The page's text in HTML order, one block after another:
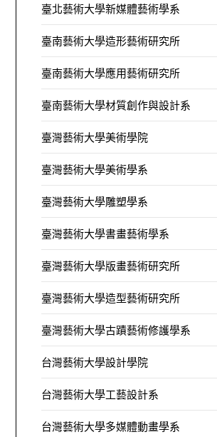
臺北藝術大學新媒體藝術學系
臺南藝術大學造形藝術研究所
臺南藝術大學應用藝術研究所
臺南藝術大學材質創作與設計系
臺灣藝術大學美術學院
臺灣藝術大學美術學系
臺灣藝術大學雕塑學系
臺灣藝術大學書畫藝術學系
臺灣藝術大學版畫藝術研究所
臺灣藝術大學造型藝術研究所
臺灣藝術大學古蹟藝術修護學系
台灣藝術大學設計學院
台灣藝術大學工藝設計系
台灣藝術大學多媒體動畫學系